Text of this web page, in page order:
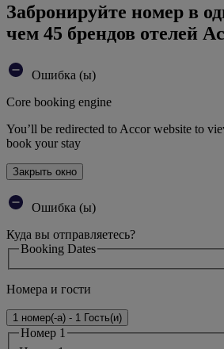
Забронируйте номер в
чем 45 брендов отелей
Ошибка (ы)
Core booking engine
You’ll be redirected to Accor website to
book your stay
Закрыть окно
Ошибка (ы)
Куда вы отправляетесь?
Booking Dates
Номера и гости
1 номер(-а) - 1 Гость(и)
Номер 1